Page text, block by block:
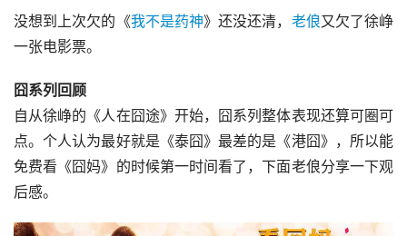
没想到上次欠的《我不是药神》还没还清， 老俍又欠了徐峥
一张电影票。
囧系列回顾
自从徐峥的《人在囧途》开始，囧系列整体表现还算可圈可
点。个人认为最好就是《泰囧》最差的是《港囧》，所以能
免费看《囧妈》的时候第一时间看了，下面老俍分享一下观
后感。